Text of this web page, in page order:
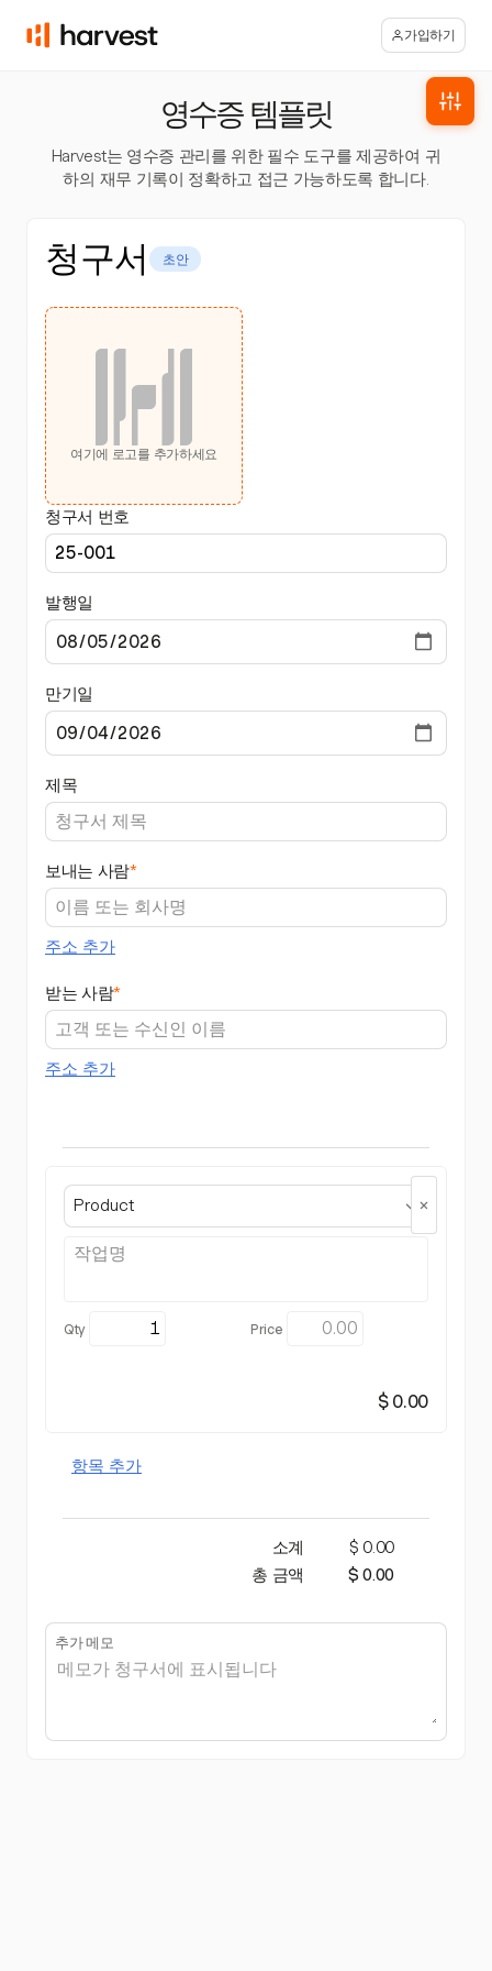
가입하기
영수증 템플릿
Harvest는 영수증 관리를 위한 필수 도구를 제공하여 귀
하의 재무 기록이 정확하고 접근 가능하도록 합니다.
청구서 초안
여기에 로고를 추가하세요
청구서 번호
발행일
만기일
제목
보내는 사람*
주소 추가
받는 사람*
주소 추가
Product
$ 0.00
항목 추가
소계
$ 0.00
총 금액
$ 0.00
추가 메모